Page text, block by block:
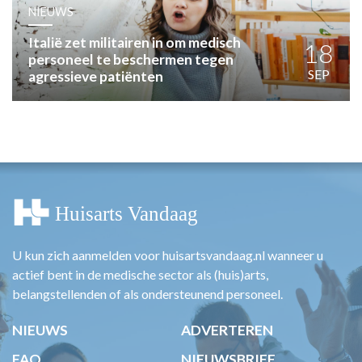
PRAKTIJKZAKEN
TARIEVEN
VPHUISARTSEN
MEDISCHE VAKHANDEL
NIEUWS
Italië zet militairen in om medisch
personeel te beschermen tegen
agressieve patiënten
18
SEP
U kun zich aanmelden voor huisartsvandaag.nl wanneer u
actief bent in de medische sector als (huis)arts,
belangstellenden of als ondersteunend personeel.
NIEUWS
ADVERTEREN